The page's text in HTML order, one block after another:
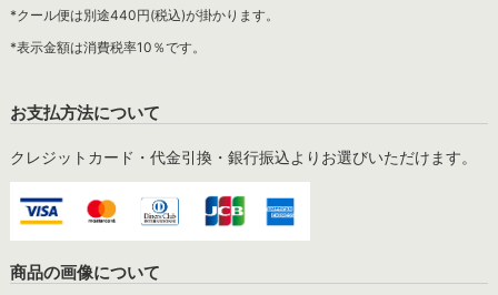
*クール便は別途440円(税込)が掛かります。
*表示金額は消費税率10％です。
お支払方法について
クレジットカード・代金引換・銀行振込よりお選びいただけます。
商品の画像について